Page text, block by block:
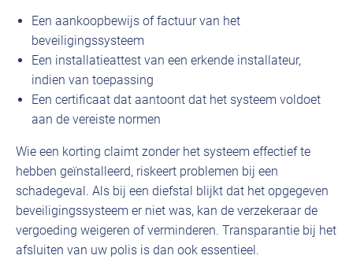
Een aankoopbewijs of factuur van het
beveiligingssysteem
Een installatieattest van een erkende installateur,
indien van toepassing
Een certificaat dat aantoont dat het systeem voldoet
aan de vereiste normen
Wie een korting claimt zonder het systeem effectief te
hebben geïnstalleerd, riskeert problemen bij een
schadegeval. Als bij een diefstal blijkt dat het opgegeven
beveiligingssysteem er niet was, kan de verzekeraar de
vergoeding weigeren of verminderen. Transparantie bij het
afsluiten van uw polis is dan ook essentieel.